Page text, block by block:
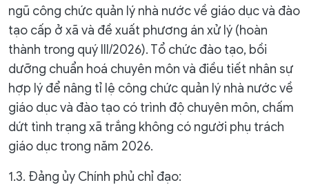
ngũ công chức quản lý nhà nước về giáo dục và đào
tạo cấp ở xã và đề xuất phương án xử lý (hoàn
thành trong quý III/2026). Tổ chức đào tạo, bồi
dưỡng chuẩn hoá chuyên môn và điều tiết nhân sự
hợp lý để nâng tỉ lệ công chức quản lý nhà nước về
giáo dục và đào tạo có trình độ chuyên môn, chấm
dứt tình trạng xã trắng không có người phụ trách
giáo dục trong năm 2026.
1.3. Đảng ủy Chính phủ chỉ đạo: